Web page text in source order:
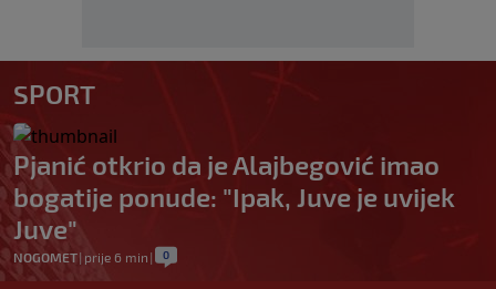
SPORT
Pjanić otkrio da je Alajbegović imao
bogatije ponude: "Ipak, Juve je uvijek
Juve"
NOGOMET| prije 6 min | 0